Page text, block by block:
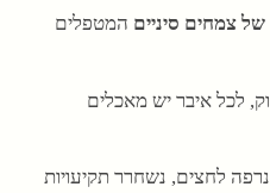
של צמחים סיניים המטפלים
לכל איבר יש מאכלים
לחצים, נשחרר תקיעויות